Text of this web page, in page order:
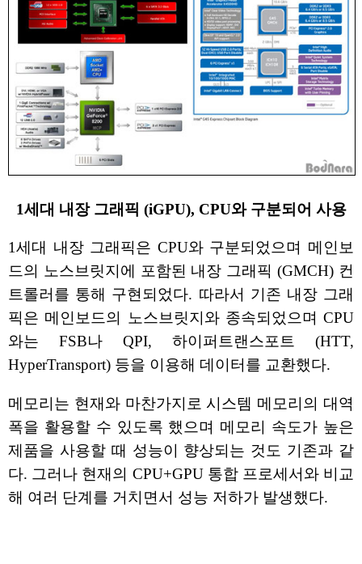
1세대 내장 그래픽 (iGPU), CPU와 구분되어 사용
1세대 내장 그래픽은 CPU와 구분되었으며 메인보
드의 노스브릿지에 포함된 내장 그래픽 (GMCH) 컨
트롤러를 통해 구현되었다. 따라서 기존 내장 그래
픽은 메인보드의 노스브릿지와 종속되었으며 CPU
와는 FSB나 QPI, 하이퍼트랜스포트 (HTT,
HyperTransport) 등을 이용해 데이터를 교환했다.
메모리는 현재와 마찬가지로 시스템 메모리의 대역
폭을 활용할 수 있도록 했으며 메모리 속도가 높은
제품을 사용할 때 성능이 향상되는 것도 기존과 같
다. 그러나 현재의 CPU+GPU 통합 프로세서와 비교
해 여러 단계를 거치면서 성능 저하가 발생했다.